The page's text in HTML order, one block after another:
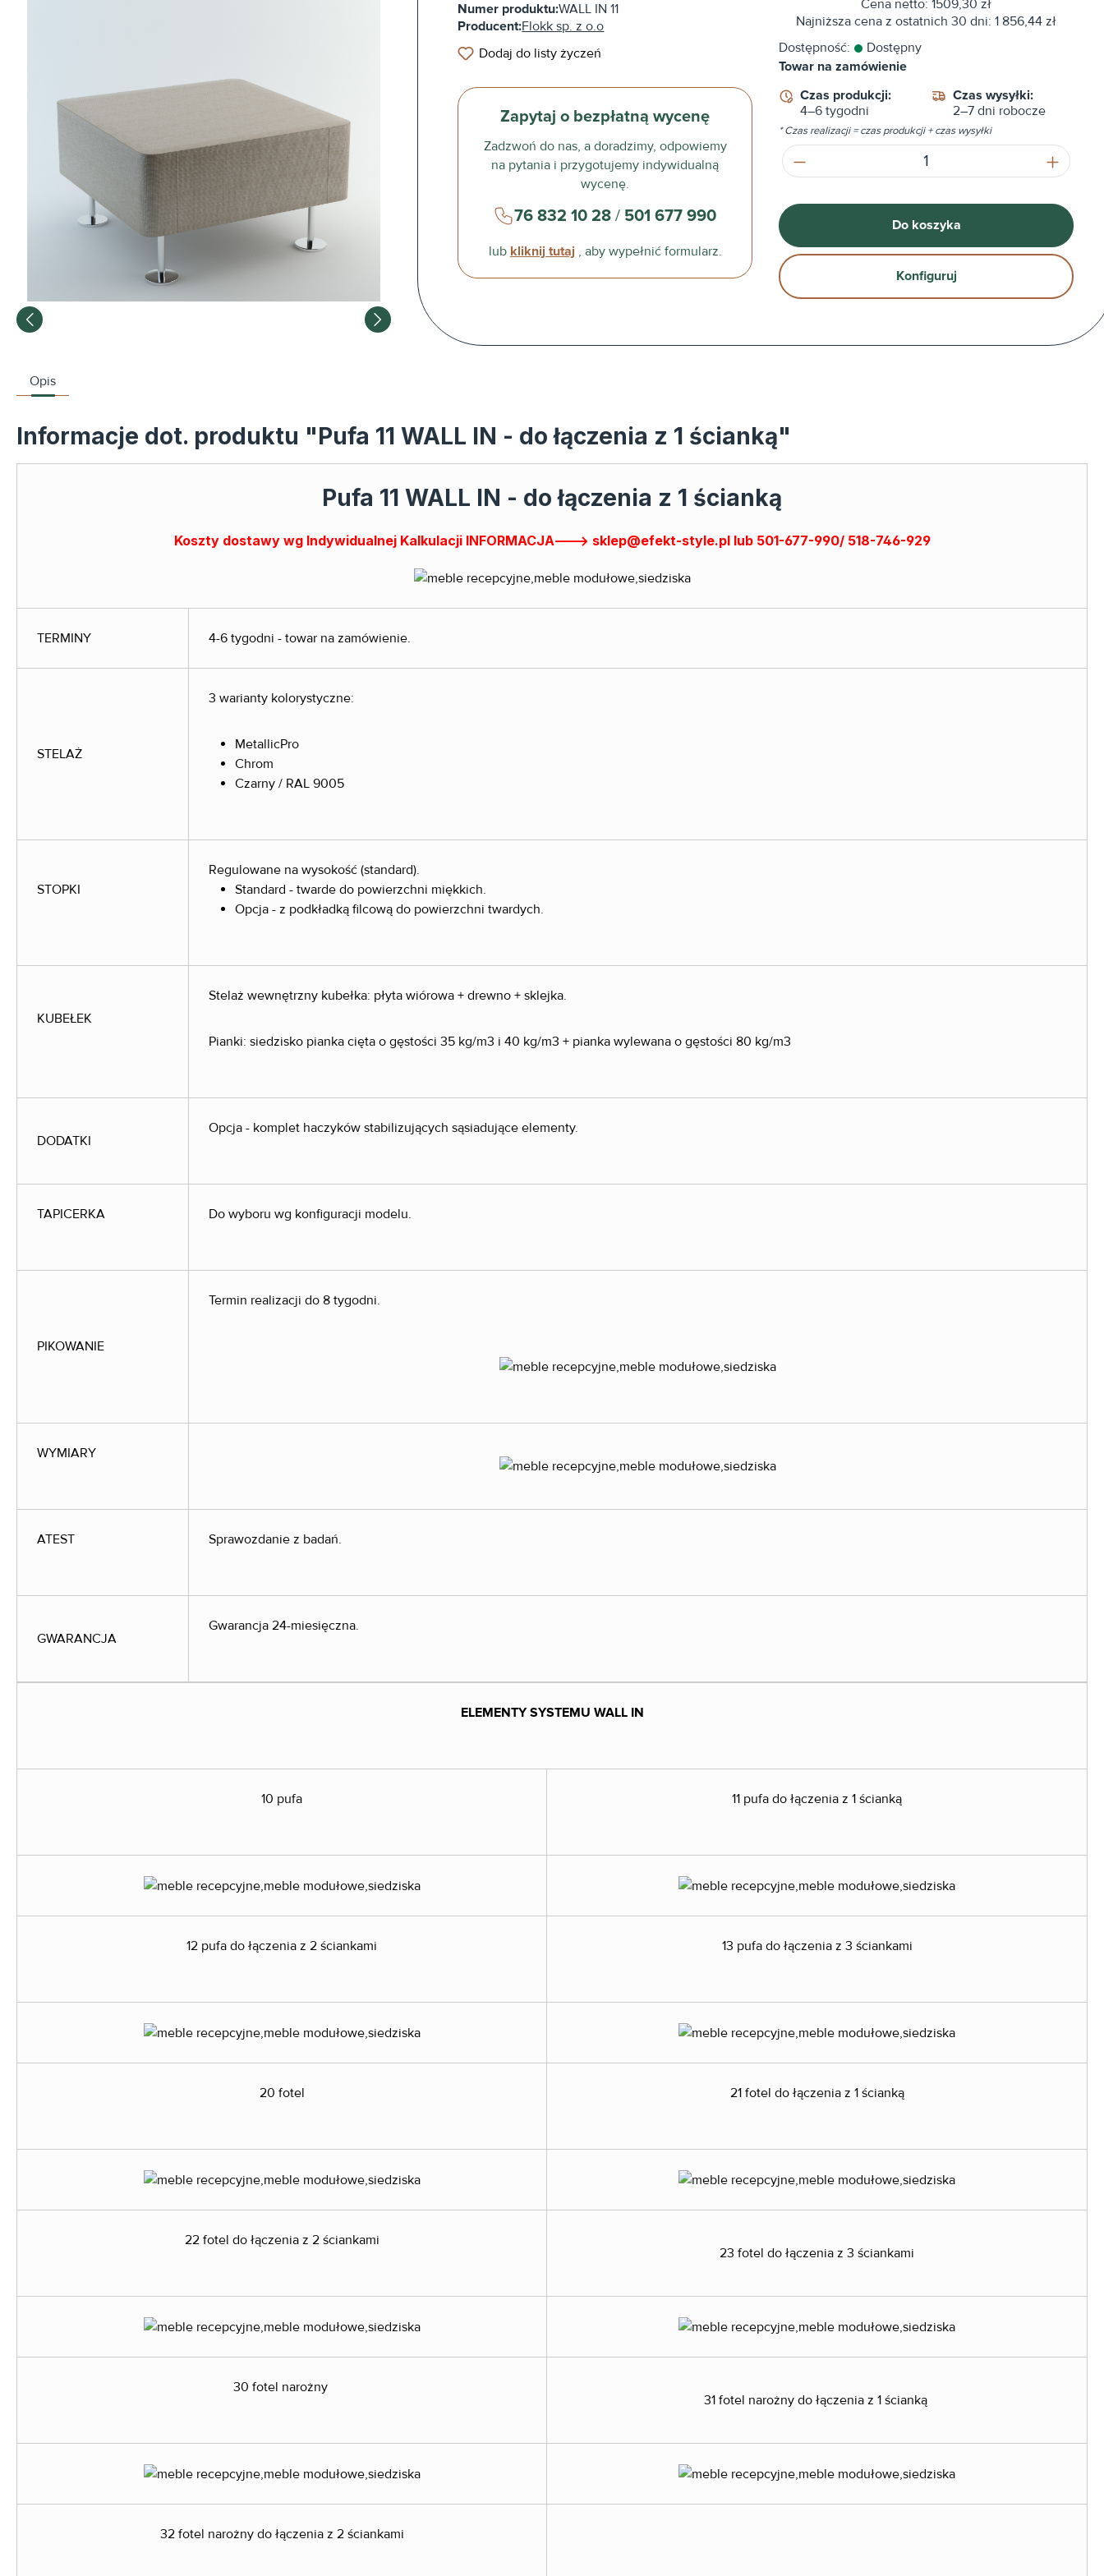
Numer produktu:WALL IN 11
Producent:Flokk sp. z o.o
Dodaj do listy życzeń
Zapytaj o bezpłatną wycenę
Zadzwoń do nas, a doradzimy, odpowiemy
na pytania i przygotujemy indywidualną
wycenę.
76 832 10 28 / 501 677 990
lub kliknij tutaj , aby wypełnić formularz.
Cena netto: 1509,30 zł
Najniższa cena z ostatnich 30 dni: 1 856,44 zł
Dostępność:
Dostępny
Towar na zamówienie
Czas produkcji:
4–6 tygodni
Czas wysyłki:
2–7 dni robocze
* Czas realizacji = czas produkcji + czas wysyłki
Ilość produktu: Wprowadź żądaną
Do koszyka
Konfiguruj
Opis
Informacje dot. produktu "Pufa 11 WALL IN - do łączenia z 1 ścianką"
Pufa 11 WALL IN - do łączenia z 1 ścianką
Koszty dostawy wg Indywidualnej Kalkulacji INFORMACJA---> sklep@efekt-style.pl lub 501-677-990/ 518-746-929
TERMINY 4-6 tygodni - towar na zamówienie.
STELAŻ
3 warianty kolorystyczne:
MetallicPro
Chrom
Czarny / RAL 9005
STOPKI
Regulowane na wysokość (standard).
Standard - twarde do powierzchni miękkich.
Opcja - z podkładką filcową do powierzchni twardych.
KUBEŁEK
Stelaż wewnętrzny kubełka: płyta wiórowa + drewno + sklejka.
Pianki: siedzisko pianka cięta o gęstości 35 kg/m3 i 40 kg/m3 + pianka wylewana o gęstości 80 kg/m3
DODATKI
Opcja - komplet haczyków stabilizujących sąsiadujące elementy.
TAPICERKA Do wyboru wg konfiguracji modelu.
PIKOWANIE
Termin realizacji do 8 tygodni.
WYMIARY
ATEST Sprawozdanie z badań.
GWARANCJA
Gwarancja 24-miesięczna.
ELEMENTY SYSTEMU WALL IN
10 pufa 11 pufa do łączenia z 1 ścianką
12 pufa do łączenia z 2 ściankami 13 pufa do łączenia z 3 ściankami
20 fotel 21 fotel do łączenia z 1 ścianką
22 fotel do łączenia z 2 ściankami
23 fotel do łączenia z 3 ściankami
30 fotel narożny
31 fotel narożny do łączenia z 1 ścianką
32 fotel narożny do łączenia z 2 ściankami